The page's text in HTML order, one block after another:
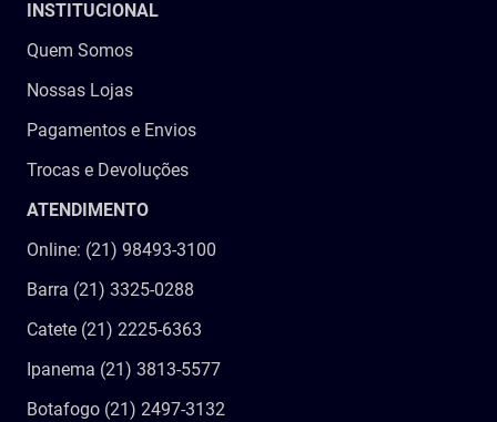
INSTITUCIONAL
Quem Somos
Nossas Lojas
Pagamentos e Envios
Trocas e Devoluções
ATENDIMENTO
Online: (21) 98493-3100
Barra (21) 3325-0288
Catete (21) 2225-6363
Ipanema (21) 3813-5577
Botafogo (21) 2497-3132